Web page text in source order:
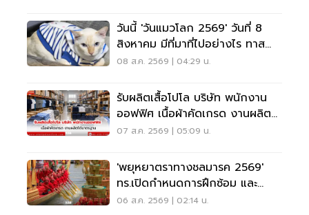
วันนี้ 'วันแมวโลก 2569' วันที่ 8
สิงหาคม มีที่มาที่ไปอย่างไร ทาส
แมวต้องรู้
08 ส.ค. 2569 | 04:29 น.
รับผลิตเสื้อโปโล บริษัท พนักงาน
ออฟฟิศ เนื้อผ้าคัดเกรด งานผลิต
ได้มาตรฐาน
07 ส.ค. 2569 | 05:09 น.
'พยุหยาตราทางชลมารค 2569'
ทร.เปิดกำหนดการฝึกซ้อม และ
วันพระราชพิธี จุดชมขบวน
06 ส.ค. 2569 | 02:14 น.